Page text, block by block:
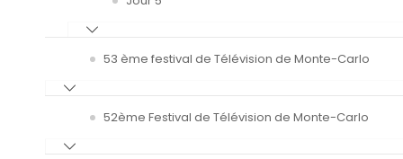
53 ème festival de Télévision de Monte-Carlo
52ème Festival de Télévision de Monte-Carlo